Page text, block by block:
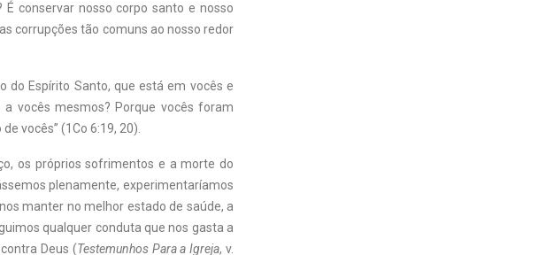
conservar nosso corpo santo e nosso
corrupções tão comuns ao nosso redor
do Espírito Santo, que está em vocês e
vocês mesmos? Porque vocês foram
vocês” (1Co 6:19, 20).
os próprios sofrimentos e a morte do
plenamente, experimentaríamos
manter no melhor estado de saúde, a
qualquer conduta que nos gasta a
Deus (Testemunhos Para a Igreja, v.